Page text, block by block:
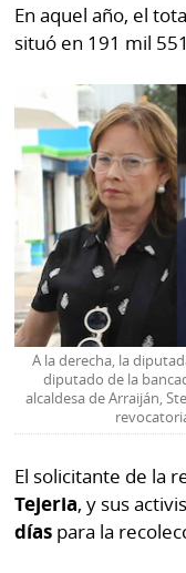
Hoy
⌾
Picante
⌾
La
Repregunta
Cual
Sabrina
Sin
Censura
En aquel año, el
situó en 191 mil
A la derecha, la
diputado de la
alcaldesa de Arraiján,
El solicitante de la
Tejeria, y sus
días para la